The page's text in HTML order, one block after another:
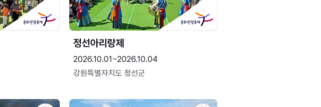
정선아리랑제
2026.10.01~2026.10.04
강원특별자치도 정선군